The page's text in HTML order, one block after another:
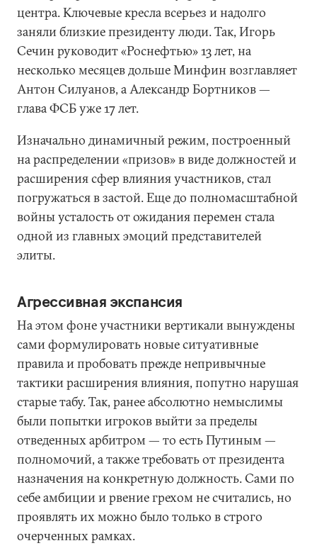
центра. Ключевые кресла всерьез и надолго
заняли близкие президенту люди. Так, Игорь
Сечин руководит «Роснефтью» 13 лет, на
несколько месяцев дольше Минфин возглавляет
Антон Силуанов, а Александр Бортников —
глава ФСБ уже 17 лет.
Изначально динамичный режим, построенный
на распределении «призов» в виде должностей и
расширения сфер влияния участников, стал
погружаться в застой. Еще до полномасштабной
войны усталость от ожидания перемен стала
одной из главных эмоций представителей
элиты.
Агрессивная экспансия
На этом фоне участники вертикали вынуждены
сами формулировать новые ситуативные
правила и пробовать прежде непривычные
тактики расширения влияния, попутно нарушая
старые табу. Так, ранее абсолютно немыслимы
были попытки игроков выйти за пределы
отведенных арбитром — то есть Путиным —
полномочий, а также требовать от президента
назначения на конкретную должность. Сами по
себе амбиции и рвение грехом не считались, но
проявлять их можно было только в строго
очерченных рамках.